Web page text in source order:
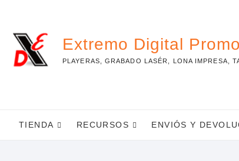
content
Extremo Digital
PLAYERAS, GRABADO LASÉR, LONA IMPRESA,
TIENDA RECURSOS ENVIÓS Y